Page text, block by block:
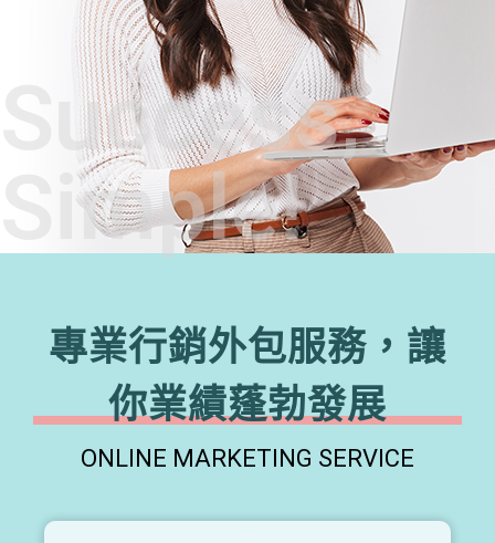
Success,
Simple!
專業行銷外包服務，讓
你業績蓬勃發展
ONLINE MARKETING SERVICE